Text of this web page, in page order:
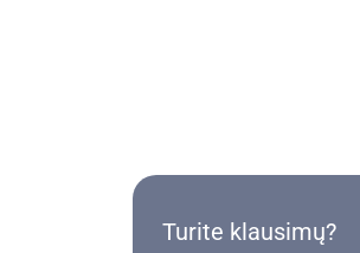
Turite klausimų?